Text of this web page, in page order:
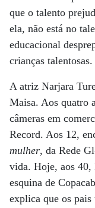
que o talento
ela, não está no
educacional
crianças talentosas.
A atriz Narjara
Maisa. Aos quatro
câmeras em
Record. Aos 12,
mulher, da Rede
vida. Hoje, aos 40,
esquina de
explica que os pais